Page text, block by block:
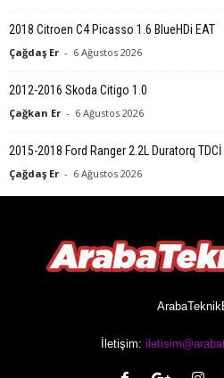
2018 Citroen C4 Picasso 1.6 BlueHDi EAT
Çağdaş Er - 6 Ağustos 2026
2012-2016 Skoda Citigo 1.0
Çağkan Er - 6 Ağustos 2026
2015-2018 Ford Ranger 2.2L Duratorq TDCİ
Çağdaş Er - 6 Ağustos 2026
İletişim: